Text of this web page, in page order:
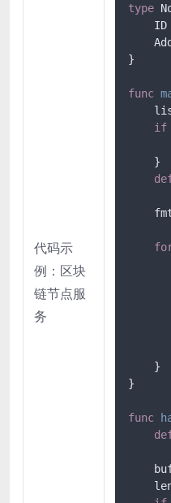
代码示
例：区块
链节点服
务
type
}
func
if
    }
    }
}
func